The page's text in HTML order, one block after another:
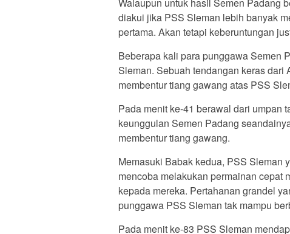
diakui jika PSS Sleman lebih banyak
pertama. Akan tetapi keberuntungan
Beberapa kali para punggawa Semen
Sleman. Sebuah tendangan keras
membentur tiang gawang atas PSS
Pada menit ke-41 berawal dari umpan
keunggulan Semen Padang
membentur tiang gawang.
Memasuki Babak kedua, PSS Sleman
mencoba melakukan permainan cepat
kepada mereka. Pertahanan grandel
punggawa PSS Sleman tak mampu
Pada menit ke-83 PSS Sleman